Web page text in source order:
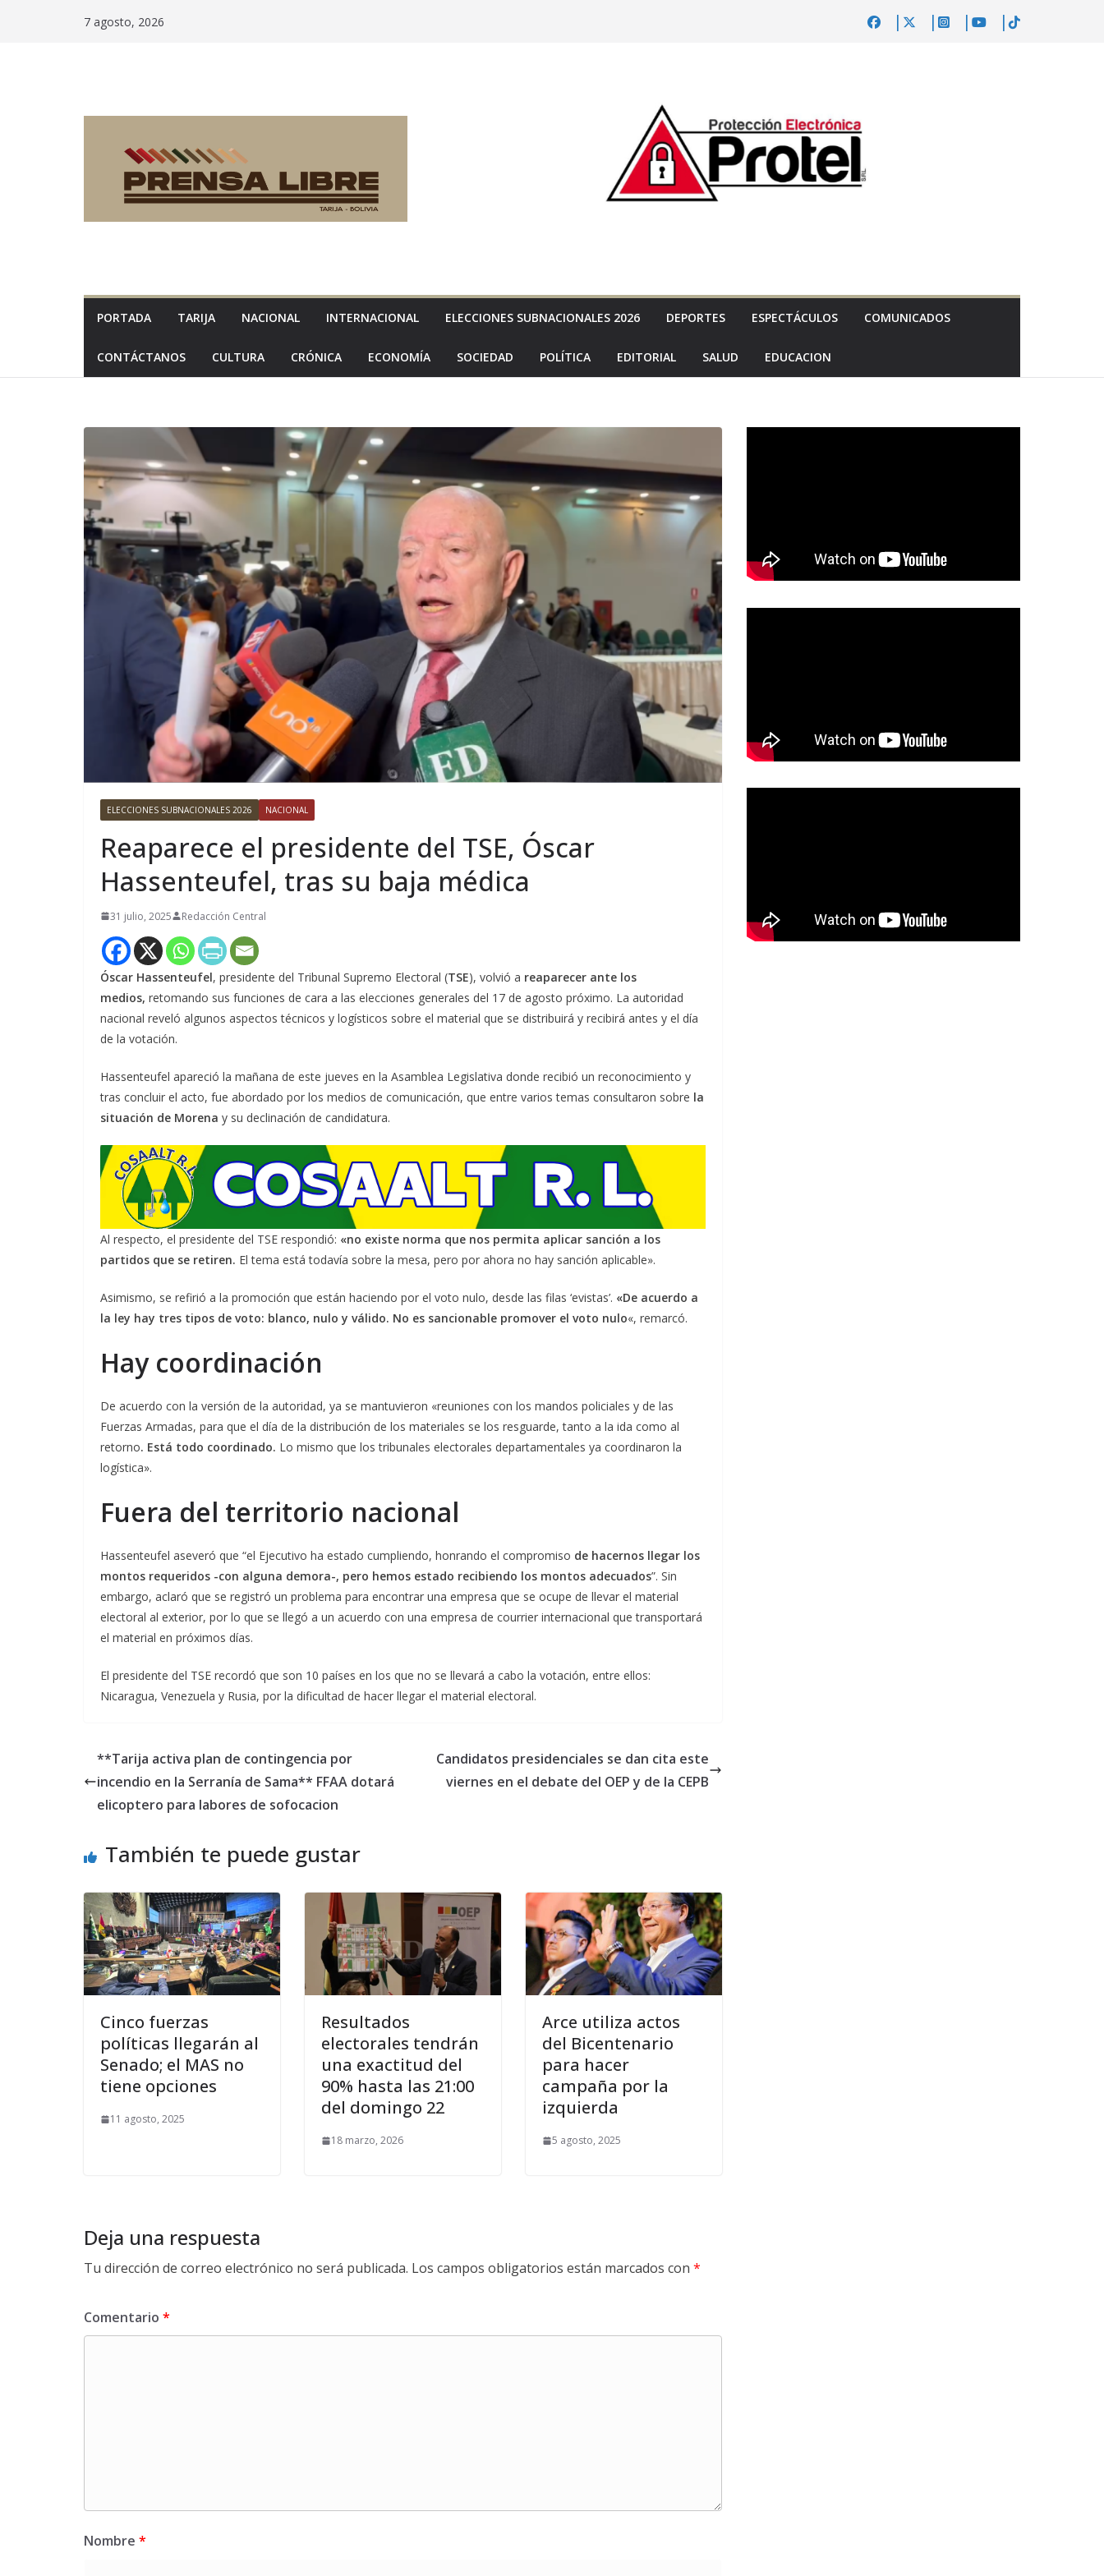
7 agosto, 2026
PORTADA TARIJA NACIONAL INTERNACIONAL ELECCIONES SUBNACIONALES 2026 DEPORTES ESPECTÁCULOS COMUNICADOS
CONTÁCTANOS CULTURA CRÓNICA ECONOMÍA SOCIEDAD POLÍTICA EDITORIAL SALUD EDUCACION
ELECCIONES SUBNACIONALES 2026 NACIONAL
Reaparece el presidente del TSE, Óscar
Hassenteufel, tras su baja médica
31 julio, 2025 Redacción Central
Óscar Hassenteufel, presidente del Tribunal Supremo Electoral (TSE), volvió a reaparecer ante los
medios, retomando sus funciones de cara a las elecciones generales del 17 de agosto próximo. La autoridad
nacional reveló algunos aspectos técnicos y logísticos sobre el material que se distribuirá y recibirá antes y el día
de la votación.
Hassenteufel apareció la mañana de este jueves en la Asamblea Legislativa donde recibió un reconocimiento y
tras concluir el acto, fue abordado por los medios de comunicación, que entre varios temas consultaron sobre la
situación de Morena y su declinación de candidatura.
Al respecto, el presidente del TSE respondió: «no existe norma que nos permita aplicar sanción a los
partidos que se retiren. El tema está todavía sobre la mesa, pero por ahora no hay sanción aplicable».
Asimismo, se refirió a la promoción que están haciendo por el voto nulo, desde las filas ‘evistas’. «De acuerdo a
la ley hay tres tipos de voto: blanco, nulo y válido. No es sancionable promover el voto nulo«, remarcó.
Hay coordinación
De acuerdo con la versión de la autoridad, ya se mantuvieron «reuniones con los mandos policiales y de las
Fuerzas Armadas, para que el día de la distribución de los materiales se los resguarde, tanto a la ida como al
retorno. Está todo coordinado. Lo mismo que los tribunales electorales departamentales ya coordinaron la
logística».
Fuera del territorio nacional
Hassenteufel aseveró que “el Ejecutivo ha estado cumpliendo, honrando el compromiso de hacernos llegar los
montos requeridos -con alguna demora-, pero hemos estado recibiendo los montos adecuados”. Sin
embargo, aclaró que se registró un problema para encontrar una empresa que se ocupe de llevar el material
electoral al exterior, por lo que se llegó a un acuerdo con una empresa de courrier internacional que transportará
el material en próximos días.
El presidente del TSE recordó que son 10 países en los que no se llevará a cabo la votación, entre ellos:
Nicaragua, Venezuela y Rusia, por la dificultad de hacer llegar el material electoral.
**Tarija activa plan de contingencia por
incendio en la Serranía de Sama** FFAA dotará
elicoptero para labores de sofocacion
Candidatos presidenciales se dan cita este
viernes en el debate del OEP y de la CEPB
También te puede gustar
Cinco fuerzas
políticas llegarán al
Senado; el MAS no
tiene opciones
11 agosto, 2025
Resultados
electorales tendrán
una exactitud del
90% hasta las 21:00
del domingo 22
18 marzo, 2026
Arce utiliza actos
del Bicentenario
para hacer
campaña por la
izquierda
5 agosto, 2025
Deja una respuesta
Tu dirección de correo electrónico no será publicada. Los campos obligatorios están marcados con *
Comentario *
Nombre *